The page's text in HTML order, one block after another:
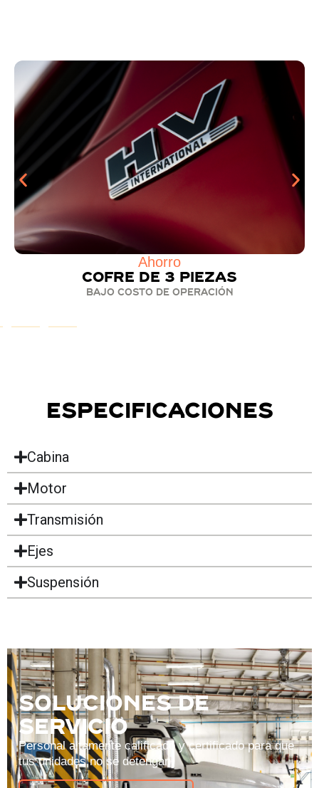
Seguridad
Sistema Diamon logic
Reduce el cableado hasta un 40%
Especificaciones
Cabina
Motor
Transmisión
Ejes
Suspensión
SOLUCIONES DE
SERVICIO
Personal altamente calificado y certificado para que
tus unidades no se detengan.